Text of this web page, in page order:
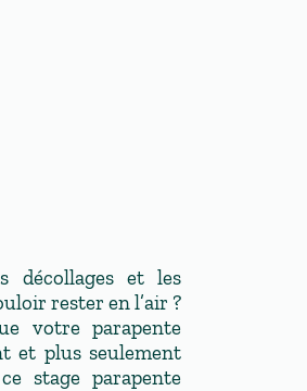
décollages et les
rester en l’air ?
votre parapente
et plus seulement
stage parapente